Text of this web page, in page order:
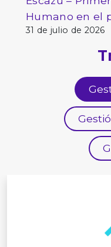
Humano en el
31 de julio de 2026